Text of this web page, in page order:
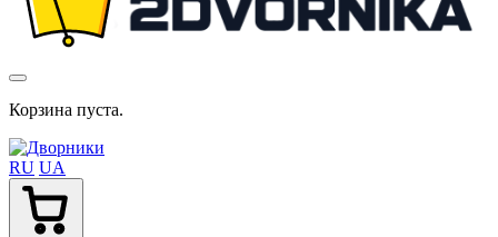
Корзина пуста.
RU UA